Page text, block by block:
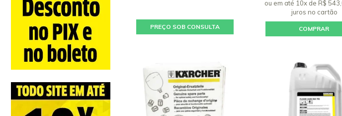
Uso Profissional (6)
Uso Residencial (2)
Varredeiras (1)
PREÇO SOB CONSULTA
ou em até 10x de R$
juros no cartão
COMPRAR